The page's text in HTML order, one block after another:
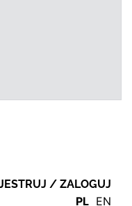
/ ZALOGUJ
PL EN